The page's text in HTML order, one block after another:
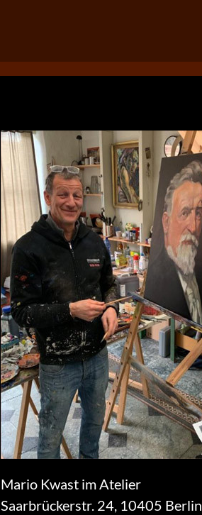
Mario Kwast im Atelier
Saarbrückerstr. 24, 10405 Berlin